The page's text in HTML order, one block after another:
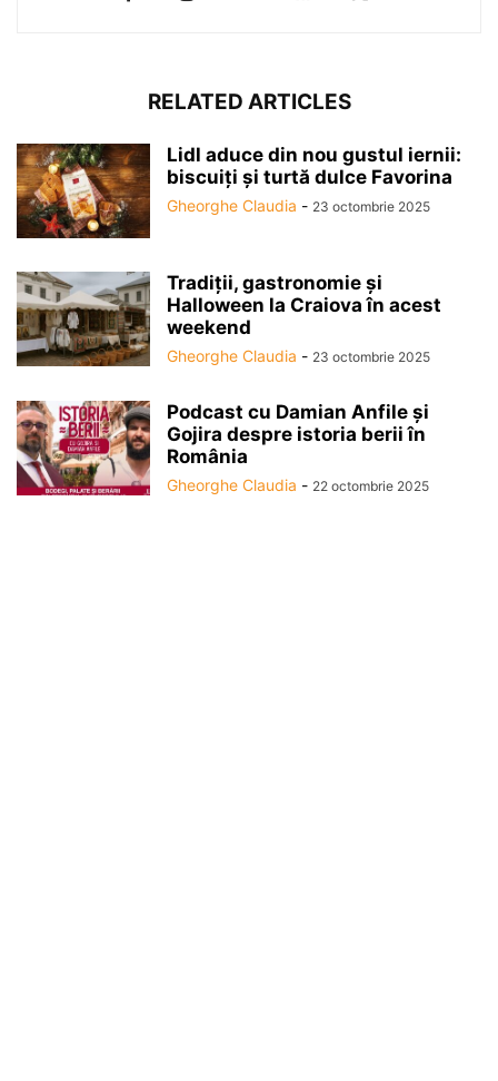
RELATED ARTICLES
Lidl aduce din nou gustul iernii:
biscuiți și turtă dulce Favorina
Gheorghe Claudia - 23 octombrie 2025
Tradiții, gastronomie și
Halloween la Craiova în acest
weekend
Gheorghe Claudia - 23 octombrie 2025
Podcast cu Damian Anfile și
Gojira despre istoria berii în
România
Gheorghe Claudia - 22 octombrie 2025